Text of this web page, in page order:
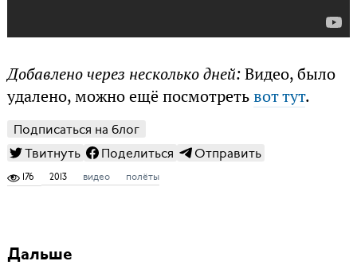
Добавлено через несколько дней:Видео, было
удалено, можно ещё посмотретьвот тут.
Подписаться на блог
Твитнуть
Поделиться Отправить
176 2013 видео полёты
Дальше